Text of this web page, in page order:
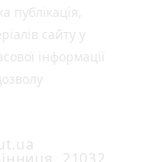
публiкацiя,
сайту у
інформації